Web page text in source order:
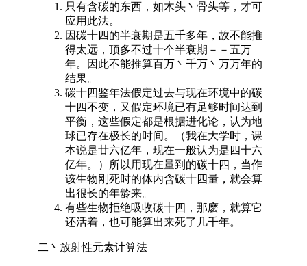
只有含碳的东西，如木头丶骨头等，才可
应用此法。
因碳十四的半衰期是五千多年，故不能推
得太远，顶多不过十个半衰期－－五万
年。因此不能推算百万丶千万丶万万年的
结果。
碳十四鉴年法假定过去与现在环境中的碳
十四不变，又假定环境已有足够时间达到
平衡，这些假定都是根据进化论，认为地
球已存在极长的时间。（我在大学时，课
本说是廿六亿年，现在一般认为是四十六
亿年。）所以用现在量到的碳十四，当作
该生物刚死时的体内含碳十四量，就会算
出很长的年龄来。
有些生物拒绝吸收碳十四，那麽，就算它
还活着，也可能算出来死了几千年。
二丶放射性元素计算法